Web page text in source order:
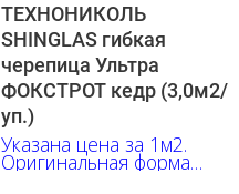
ТЕХНОНИКОЛЬ
SHINGLAS гибкая
черепица Ультра
ФОКСТРОТ кедр (3,0м2/
уп.)
Указана цена за 1м2.
Оригинальная форма
гонта, выгодно